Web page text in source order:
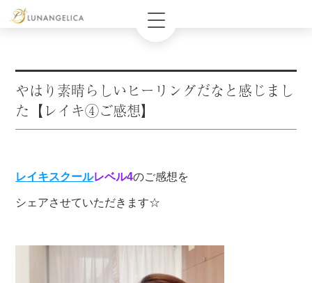
やはり素晴らしいヒーリングだなと感じまし
た【レイキ④ご感想】
レイキスクールレベル4のご感想を
シェアさせていただきます☆